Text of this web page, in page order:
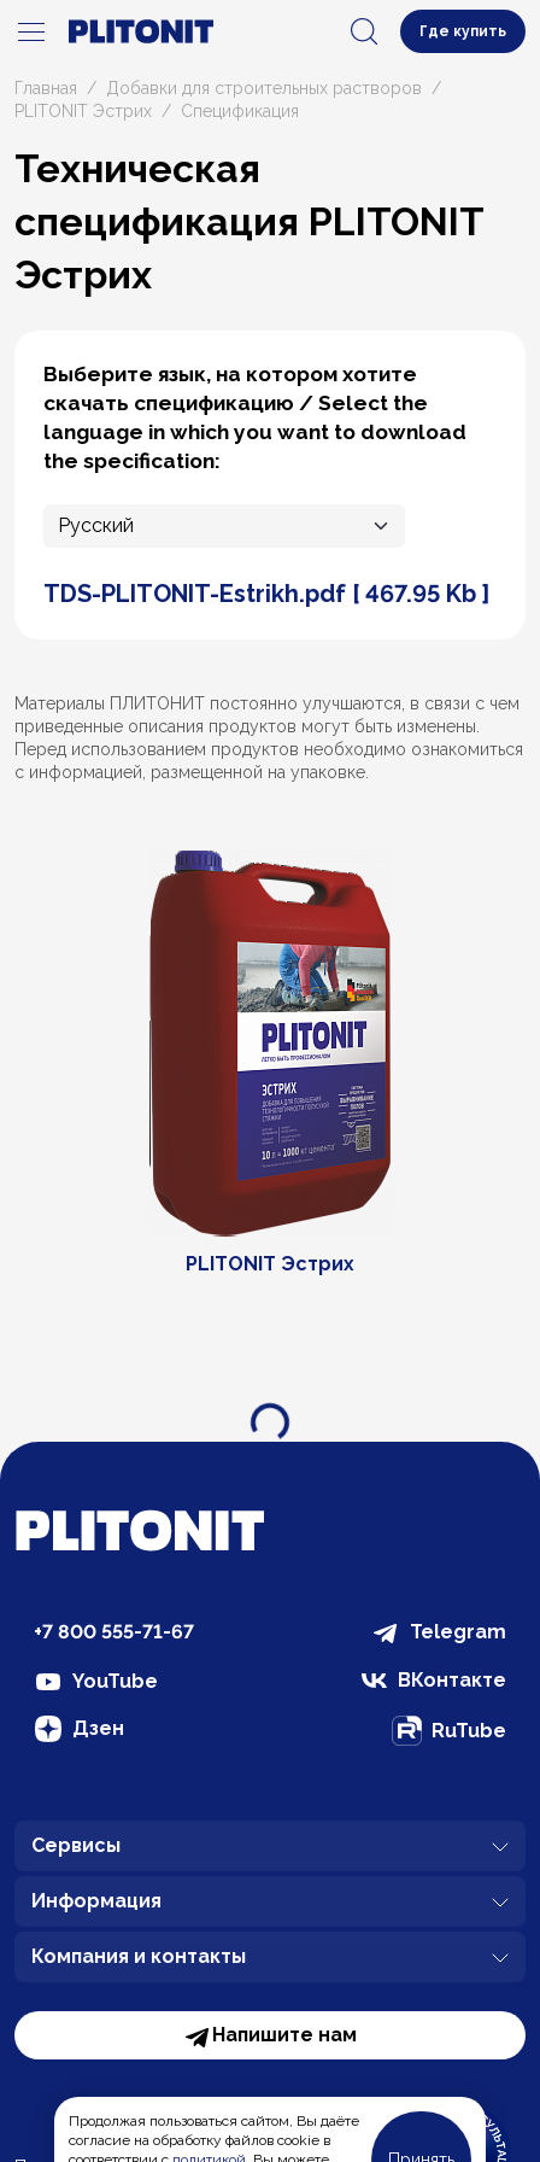
Где купить
Главная
Добавки для строительных растворов
PLITONIT Эстрих
Cпецификация
Техническая
спецификация PLITONIT
Эстрих
Выберите язык, на котором хотите
скачать спецификацию / Select the
language in which you want to download
the specification:
TDS-PLITONIT-Estrikh.pdf [ 467.95 Kb ]
Материалы ПЛИТОНИТ постоянно улучшаются, в связи с чем
приведенные описания продуктов могут быть изменены.
Перед использованием продуктов необходимо ознакомиться
с информацией, размещенной на упаковке.
PLITONIT Эстрих
Загрузка...
Продолжая пользоваться сайтом, Вы даёте
согласие на обработку файлов cookie в
+7 800 555-71-67 Telegram
YouTube ВКонтакте
Дзен RuTube
Сервисы
Информация
Компания и контакты
Напишите нам